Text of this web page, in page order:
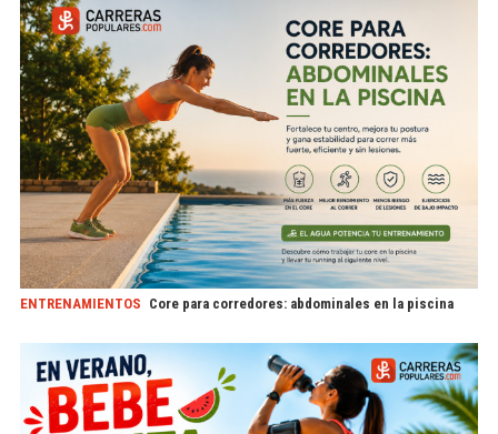
ENTRENAMIENTOS Core para corredores: abdominales en la piscina